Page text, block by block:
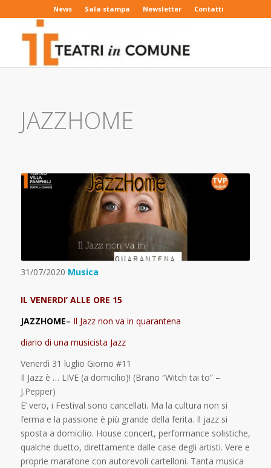
News Sala stampa Newsletter Contatti
JAZZHOME
31/07/2020 Musica
IL VENERDI’ ALLE ORE 15
JAZZHOME– Il Jazz non va in quarantena
diario di una musicista Jazz
Venerdì 31 luglio Giorno #11
Il Jazz è … LIVE (a domicilio)! (Brano “Witch tai to” –
J.Pepper)
E’ vero, i Festival sono cancellati. Ma la cultura non si
ferma e la passione è più grande della ferita. Il jazz si
sposta a domicilio. House concert, performance solistiche,
qualche duetto, direttamente dalle case degli artisti. Vere e
proprie maratone con autorevoli cartelloni. Tanta musica